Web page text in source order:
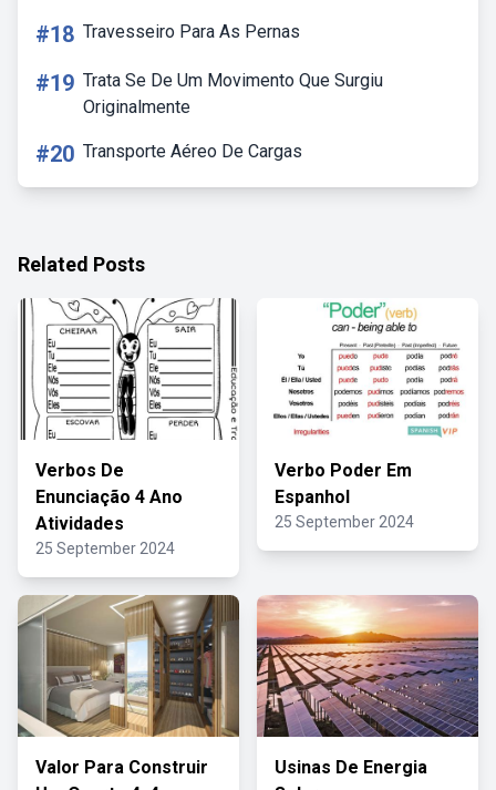
#18 Travesseiro Para As Pernas
#19 Trata Se De Um Movimento Que Surgiu
Originalmente
#20 Transporte Aéreo De Cargas
Related Posts
Verbos De
Enunciação 4 Ano
Atividades
25 September 2024
Verbo Poder Em
Espanhol
25 September 2024
Valor Para Construir
Usinas De Energia